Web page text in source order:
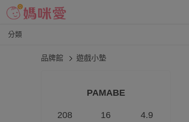
分類
品牌館 遊戲小墊
PAMABE
208 16 4.9